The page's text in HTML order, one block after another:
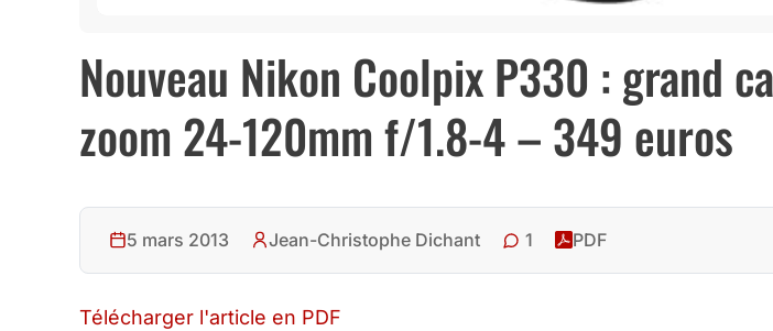
Nouveau Nikon Coolpix P330 : grand
zoom 24-120mm f/1.8-4 – 349 euros
5 mars 2013 Jean-Christophe Dichant 1 PDF
Télécharger l'article en PDF